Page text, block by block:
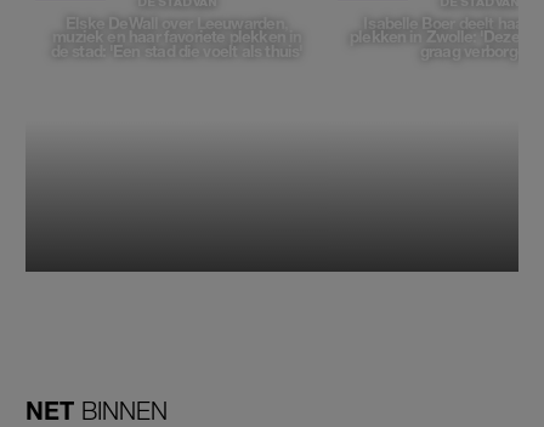
Elske DeWall over Leeuwarden,
muziek en haar favoriete plekken in
de stad: 'Een stad die voelt als thuis'
Isabelle Boer deelt haar
plekken in Zwolle: 'Deze
graag verborgen'
NET BINNEN